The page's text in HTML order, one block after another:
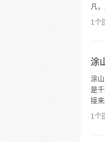
凡
1个
涂
涂
是
接来
1个